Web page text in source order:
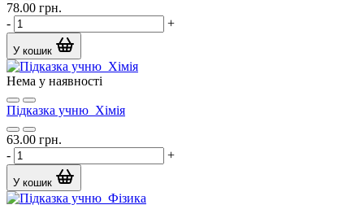
78.00 грн.
-
+
У кошик
Нема у наявності
Підказка учню_Хімія
63.00 грн.
-
+
У кошик